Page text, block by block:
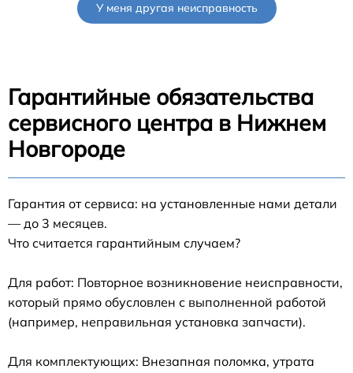
У меня другая неисправность
Гарантийные обязательства
сервисного центра в Нижнем
Новгороде
Гарантия от сервиса: на установленные нами детали
— до 3 месяцев.
Что считается гарантийным случаем?
Для работ: Повторное возникновение неисправности,
который прямо обусловлен с выполненной работой
(например, неправильная установка запчасти).
Для комплектующих: Внезапная поломка, утрата